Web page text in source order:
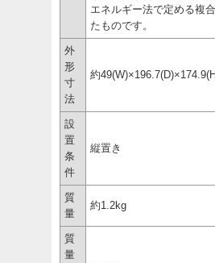
エネルギー法で定める複
たものです。
外
形
寸
法
約
設
置
条
件
縦置き
質
量
約1.2kg
質
量